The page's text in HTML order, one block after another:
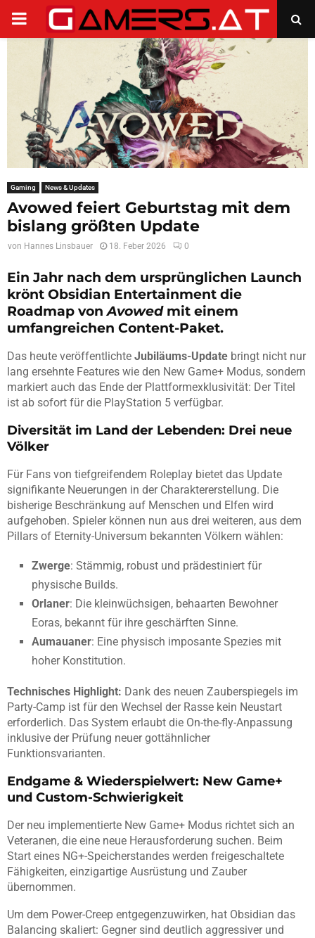
PRIMARY
MENU
Gaming News & Updates
Avowed feiert Geburtstag mit dem
bislang größten Update
von Hannes Linsbauer 18. Feber 2026 0
Ein Jahr nach dem ursprünglichen Launch
krönt Obsidian Entertainment die
Roadmap vonAvowedmit einem
umfangreichen Content-Paket.
Das heute veröffentlichte Jubiläums-Update bringt nicht nur
lang ersehnte Features wie den New Game+ Modus, sondern
markiert auch das Ende der Plattformexklusivität: Der Titel
ist ab sofort für die PlayStation 5 verfügbar.
Diversität im Land der Lebenden: Drei neue
Völker
Für Fans von tiefgreifendem Roleplay bietet das Update
signifikante Neuerungen in der Charaktererstellung. Die
bisherige Beschränkung auf Menschen und Elfen wird
aufgehoben. Spieler können nun aus drei weiteren, aus dem
Pillars of Eternity-Universum bekannten Völkern wählen:
Zwerge: Stämmig, robust und prädestiniert für
physische Builds.
Orlaner: Die kleinwüchsigen, behaarten Bewohner
Eoras, bekannt für ihre geschärften Sinne.
Aumauaner: Eine physisch imposante Spezies mit
hoher Konstitution.
Technisches Highlight: Dank des neuen Zauberspiegels im
Party-Camp ist für den Wechsel der Rasse kein Neustart
erforderlich. Das System erlaubt die On-the-fly-Anpassung
inklusive der Prüfung neuer gottähnlicher
Funktionsvarianten.
Endgame & Wiederspielwert: New Game+
und Custom-Schwierigkeit
Der neu implementierte New Game+ Modus richtet sich an
Veteranen, die eine neue Herausforderung suchen. Beim
Start eines NG+-Speicherstandes werden freigeschaltete
Fähigkeiten, einzigartige Ausrüstung und Zauber
übernommen.
Um dem Power-Creep entgegenzuwirken, hat Obsidian das
Balancing skaliert: Gegner sind deutlich aggressiver und